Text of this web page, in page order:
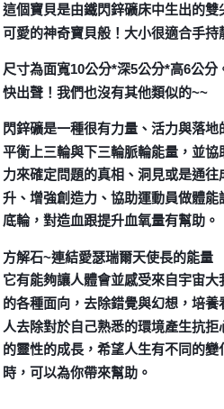
郵局幫你送（離島）
每筆NT$80，滿NT$3,000(含以上)免
付款後門市自取
免運費
這個寶貝是由鐵閃鋅礦床中生出的
可愛的神奇寶貝般！大小很適合手持
尺寸為面寬10公分*深5公分*高6公
快出聲！我們也沒有其他類似的~~
閃鋅礦是一種很有力量、活力與落
平衡上三輪與下三輪脈輪能量，並
力來確定問題的真相、洞見或是通
升、增強創造力、協助運動員做體
底輪，對造血跟提升血氧量有幫助。
方解石~連結愛瑟瑞爾天使長的能量
它有能夠讓人體會並感受來自宇宙
的各種面向，去除錯覺與幻想，培
人去除對於自己熟悉的環境產生抗
的靈性的成長，希望人生有不同的
時，可以為你帶來幫助。